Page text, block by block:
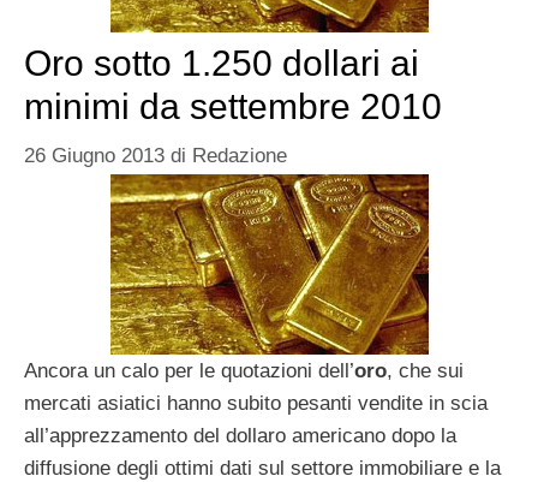
Oro sotto 1.250 dollari ai
minimi da settembre 2010
26 Giugno 2013 di Redazione
Ancora un calo per le quotazioni dell’oro, che sui
mercati asiatici hanno subito pesanti vendite in scia
all’apprezzamento del dollaro americano dopo la
diffusione degli ottimi dati sul settore immobiliare e la